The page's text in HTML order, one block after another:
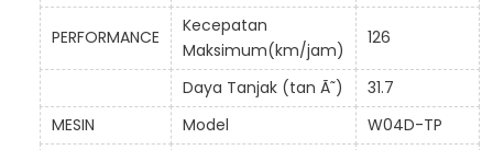
PERFORMANCE
Kecepatan
Maksimum(km/jam)
126
Daya Tanjak (tan Ã˜)
31.7
MESIN
Model W04D-TP